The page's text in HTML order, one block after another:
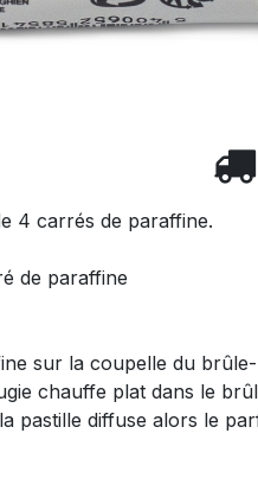
4 carrés de paraffine.
de paraffine
sur la coupelle du
chauffe plat dans le
pastille diffuse alors le